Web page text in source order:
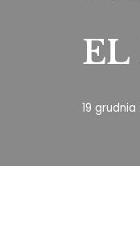
EL
19